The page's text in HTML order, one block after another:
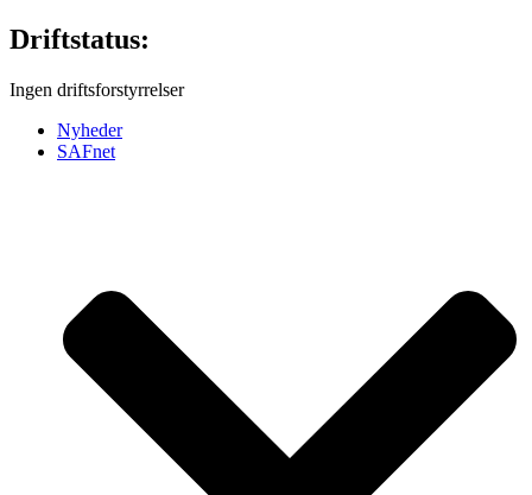
Videre
til
Driftstatus:
Ingen driftsforstyrrelser
Nyheder
SAFnet